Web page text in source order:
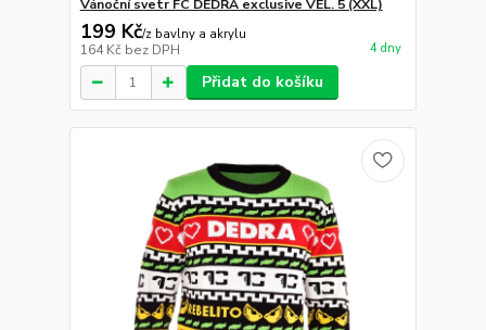
Vánoční svetr FC DEDRA exclusive VEL. 5 (XXL)
199 Kč/z bavlny a akrylu
164 Kč bez DPH 4 dny
Přidat do košíku